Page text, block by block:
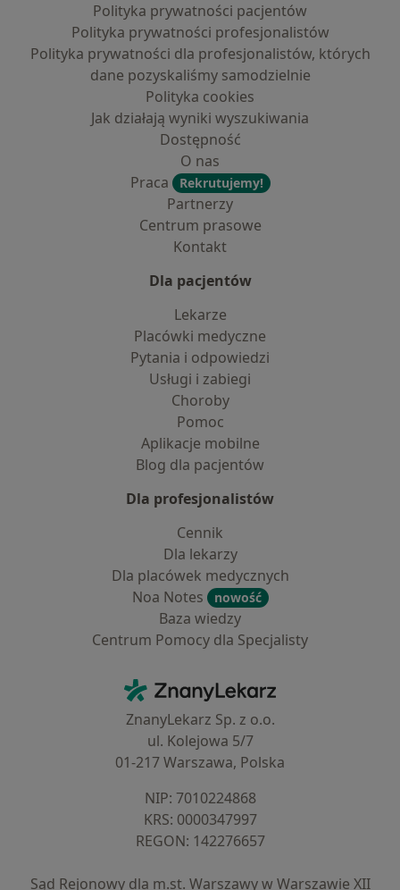
Polityka prywatności pacjentów
Polityka prywatności profesjonalistów
Polityka prywatności dla profesjonalistów, których
dane pozyskaliśmy samodzielnie
Polityka cookies
Jak działają wyniki wyszukiwania
Dostępność
O nas
Praca
Rekrutujemy!
Partnerzy
Centrum prasowe
Kontakt
Dla pacjentów
Lekarze
Placówki medyczne
Pytania i odpowiedzi
Usługi i zabiegi
Choroby
Pomoc
Aplikacje mobilne
Blog dla pacjentów
Dla profesjonalistów
Cennik
Dla lekarzy
Dla placówek medycznych
Noa Notes
nowość
Baza wiedzy
Centrum Pomocy dla Specjalisty
ZnanyLekarz - Strona główna
ZnanyLekarz Sp. z o.o.
ul. Kolejowa 5/7
01-217 Warszawa, Polska
NIP: ⁠7010224868
KRS: ⁠0000347997
REGON: ⁠142276657
Sąd Rejonowy dla m.st. Warszawy w Warszawie XII